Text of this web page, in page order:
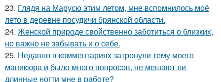
23. Глядя на Марусю этим летом, мне вспомнилось моё
лето в деревне посудичи брянской области.
24. Женской природе свойственно заботиться о близких,
но важно не забывать и о себе.
25. Недавно в комментариях затронули тему моего
маникюра и было много вопросов, не мешают ли
длинные ногти мне в работе?